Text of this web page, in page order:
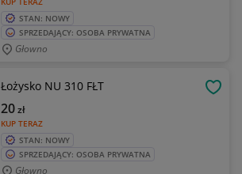
STAN: NOWY
SPRZEDAJĄCY: OSOBA PRYWATNA
Głowno
Łożysko NU 310 FŁT
KUP TERAZ
20zł
STAN: NOWY
SPRZEDAJĄCY: OSOBA PRYWATNA
Głowno